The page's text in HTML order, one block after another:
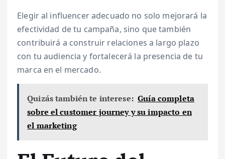
Elegir al influencer adecuado no solo mejorará la
efectividad de tu campaña, sino que también
contribuirá a construir relaciones a largo plazo
con tu audiencia y fortalecerá la presencia de tu
marca en el mercado.
Quizás también te interese: Guía completa
sobre el customer journey y su impacto en
el marketing